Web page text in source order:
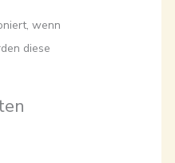
wenn
diese